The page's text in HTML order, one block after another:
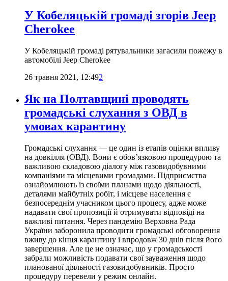
У Кобеляцькій громаді згорів Jeep
Cherokee
У Кобеляцькій громаді рятувальники загасили пожежу в
автомобілі Jeep Cherokee
26 травня 2021, 12:492
Як на Полтавщині проводять
громадські слухання з ОВД в
умовах карантину
Громадські слухання — це один із етапів оцінки впливу
на довкілля (ОВД). Вони є обов’язковою процедурою та
важливою складовою діалогу між газовидобувними
компаніями та місцевими громадами. Підприємства
ознайомлюють із своїми планами щодо діяльності,
деталями майбутніх робіт, і місцеве населення є
безпосереднім учасником цього процесу, адже може
надавати свої пропозиції й отримувати відповіді на
важливі питання. Через пандемію Верховна Рада
України заборонила проводити громадські обговорення
вживу до кінця карантину і впродовж 30 днів після його
завершення. Але це не означає, що у громадськості
забрали можливість подавати свої зауваження щодо
планованої діяльності газовидобувників. Просто
процедуру перевели у режим онлайн.